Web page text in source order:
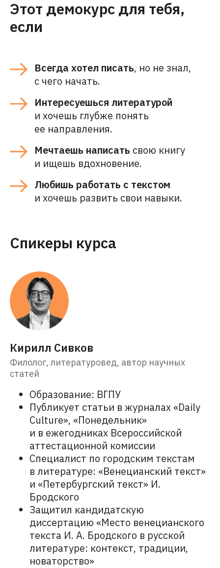
Этот демокурс для тебя,
если
Всегда хотел писать, но не знал,
с чего начать.
Интересуешься литературой
и хочешь глубже понять
ее направления.
Мечтаешь написать свою книгу
и ищешь вдохновение.
Любишь работать с текстом
и хочешь развить свои навыки.
Спикеры курса
Кирилл Сивков
Филолог, литературовед, автор научных
статей
Образование: ВГПУ
Публикует статьи в журналах «Daily
Culture», «Понедельник»
и в ежегодниках Всероссийской
аттестационной комиссии
Специалист по городским текстам
в литературе: «Венецианский текст»
и «Петербургский текст» И.
Бродского
Защитил кандидатскую
диссертацию «Место венецианского
текста И. А. Бродского в русской
литературе: контекст, традиции,
новаторство»